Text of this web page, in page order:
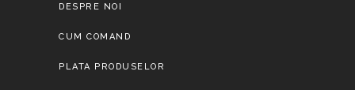
DESPRE NOI
CUM COMAND
PLATA PRODUSELOR